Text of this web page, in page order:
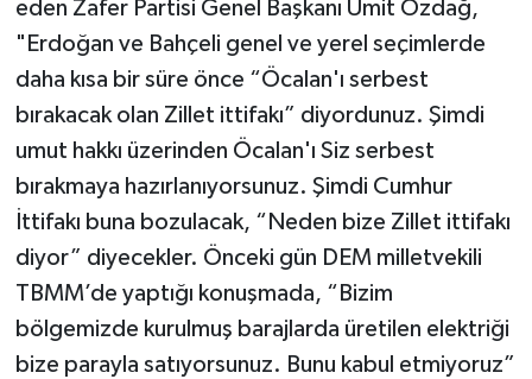
eden Zafer Partisi Genel Başkanı Ümit Özdağ,
"Erdoğan ve Bahçeli genel ve yerel seçimlerde
daha kısa bir süre önce “Öcalan'ı serbest
bırakacak olan Zillet ittifakı” diyordunuz. Şimdi
umut hakkı üzerinden Öcalan'ı Siz serbest
bırakmaya hazırlanıyorsunuz. Şimdi Cumhur
İttifakı buna bozulacak, “Neden bize Zillet ittifakı
diyor” diyecekler. Önceki gün DEM milletvekili
TBMM’de yaptığı konuşmada, “Bizim
bölgemizde kurulmuş barajlarda üretilen elektriği
bize parayla satıyorsunuz. Bunu kabul etmiyoruz”